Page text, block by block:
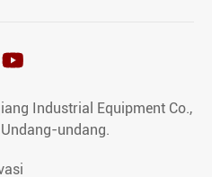

Industrial Equipment Co.,
undang.